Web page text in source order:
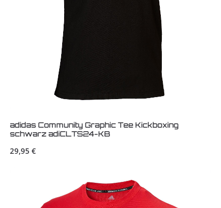
adidas Community Graphic Tee Kickboxing
schwarz adiCLTS24-KB
Regulärer Preis:
29,95 €